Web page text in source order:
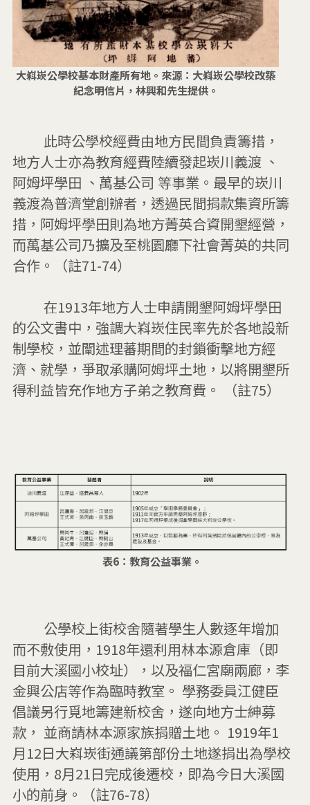
大嵙崁公學校基本財產所有地。來源：大嵙崁公學校改築
紀念明信片，林興和先生提供。
地方人士亦為教育經費陸續發起崁川義渡 、
阿姆坪學田 、萬基公司 等事業。最早的崁川
義渡為普濟堂創辦者，透過民間捐款集資所籌
措，阿姆坪學田則為地方菁英合資開墾經營，
而萬基公司乃擴及至桃園廳下社會菁英的共同
合作。（註71-74）
的公文書中，強調大嵙崁住民率先於各地設新
制學校，並闡述理蕃期間的封鎖衝擊地方經
濟、就學，爭取承購阿姆坪土地，以將開墾所
得利益皆充作地方子弟之教育費。 （註75）
表6：教育公益事業。
而不敷使用，1918年還利用林本源倉庫（即
目前大溪國小校址），以及福仁宮廟兩廊，李
金興公店等作為臨時教室。 學務委員江健臣
倡議另行覓地籌建新校舍，遂向地方士紳募
款， 並商請林本源家族捐贈土地。 1919年1
月12日大嵙崁街通議第部份土地遂捐出為學校
使用，8月21日完成後遷校，即為今日大溪國
小的前身。（註76-78）